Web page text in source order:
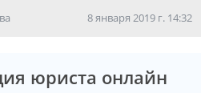
8 января 2019 г. 14:32
юриста онлайн